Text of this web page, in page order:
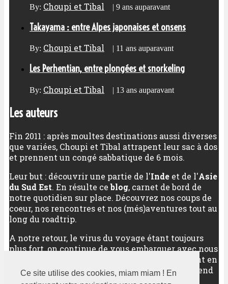
Ce site utilise des cookies, miam miam ! En
By: Choupi et Tibal | 9 ans auparavant
Takayama : entre Alpes japonaises et onsens
By: Choupi et Tibal | 11 ans auparavant
Les Perhentian, entre plongées et snorkeling
By: Choupi et Tibal | 13 ans auparavant
Les auteurs
Fin 2011 : après moultes destinations aussi diverses
que variées, Choupi et Tibal attrapent leur sac à dos
et prennent un congé sabbatique de 6 mois.
Leur but : découvrir une partie de l'Inde et de l'Asie
du Sud Est. En résulte ceblog, carnet de bord de
notre quotidien sur place. Découvrez nos coups de
coeur, nos rencontres et nos (més)aventures tout au
long du roadtrip.
A notre retour, le virus du voyage étant toujours
plus fort, on continue de vous embarquer avec nous
vers nos meilleures destinations, qu'elles soient en
Asie (ou pas), qu'elles soient sur un long week-end
ou sur plusieurs semaines.